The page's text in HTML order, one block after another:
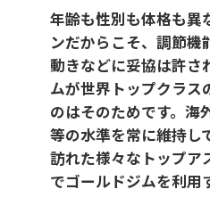
年齢も性別も体格も異
ンだからこそ、調節機
動きなどに妥協は許さ
ムが世界トップクラス
のはそのためです。海
等の水準を常に維持し
訪れた様々なトップア
でゴールドジムを利用